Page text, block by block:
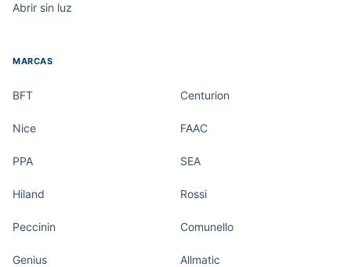
Abrir sin luz
MARCAS
BFT Centurion
Nice FAAC
PPA SEA
Hiland Rossi
Peccinin Comunello
Genius Allmatic